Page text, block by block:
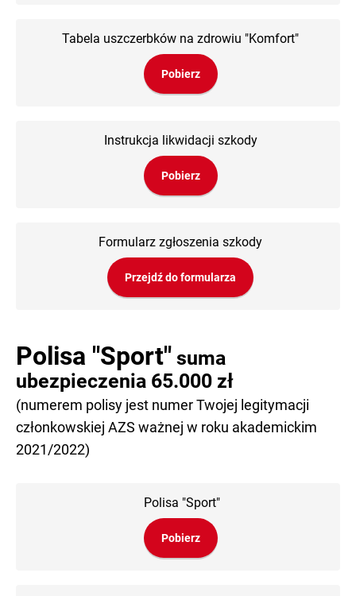
Tabela uszczerbków na zdrowiu "Komfort"
Pobierz
Instrukcja likwidacji szkody
Pobierz
Formularz zgłoszenia szkody
Przejdź do formularza
Polisa "Sport" suma
ubezpieczenia 65.000 zł
(numerem polisy jest numer Twojej legitymacji
członkowskiej AZS ważnej w roku akademickim
2021/2022)
Polisa "Sport"
Pobierz